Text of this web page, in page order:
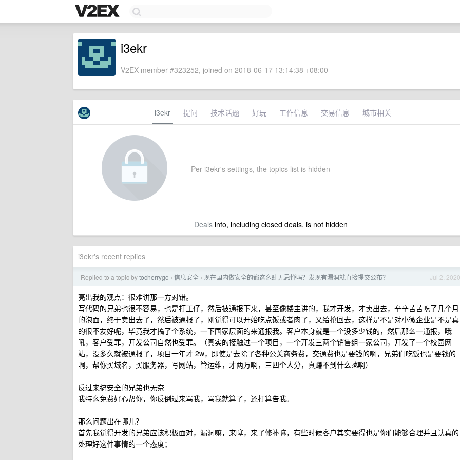
i3ekr
V2EX member #323252, joined on 2018-06-17 13:14:38 +08:00
i3ekr 提问 技术话题 好玩 工作信息 交易信息 城市相关
Per i3ekr's settings, the topics list is hidden
Dealsinfo, including closed deals, is not hidden
i3ekr's recent replies
Jul 2, 2020
Replied to a topic bytocherrygo › 信息安全 › 现在国内做安全的都这么肆无忌惮吗？发现有漏洞就直接提交公布？
亮出我的观点：很难讲那一方对错。
写代码的兄弟也很不容易，也是打工仔，然后被通报下来，甚至像楼主讲的，我才开发，才卖出去，辛辛苦苦吃了几个月
的泡面，终于卖出去了，然后被通报了，刚觉得可以开始吃点饭或者肉了，又给抢回去，这样是不是对小微企业是不是真
的很不友好呢，毕竟我才搞了个系统，一下国家层面的来通报我。客户本身就是一个没多少钱的，然后那么一通报，哦
吼，客户受罪，开发公司自然也受罪。（真实的接触过一个项目，一个开发三两个销售组一家公司，开发了一个校园网
站，没多久就被通报了，项目一年才 2w，即使是去除了各种公关商务费，交通费也是要钱的啊，兄弟们吃饭也是要钱的
啊，帮你买域名，买服务器，写网站，管运维，才两万啊，三四个人分，真赚不到什么💰啊）
反过来搞安全的兄弟也无奈
我特么免费好心帮你，你反倒过来骂我，骂我就算了，还打算告我。
那么问题出在哪儿？
首先我觉得开发的兄弟应该积极面对，漏洞嘛，来噻，来了修补嘛，有些时候客户其实要得也是你们能够合理并且认真的
处理好这件事情的一个态度；